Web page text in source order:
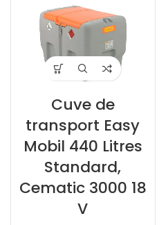
Cuve de
transport Easy
Mobil 440 Litres
Standard,
Cematic 3000 18
V